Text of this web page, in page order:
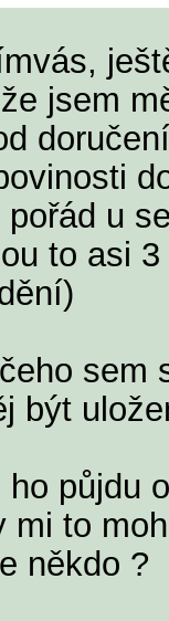
jsem
pořád u
to asi
sem
být
ho půjdu
mi to
někdo ?